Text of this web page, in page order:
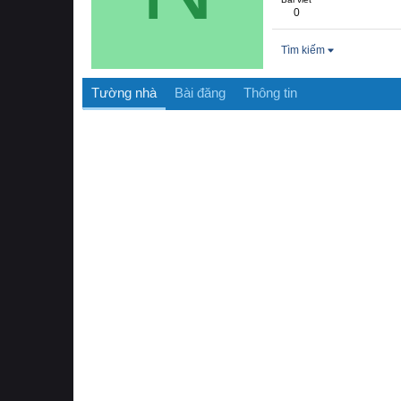
0
Tìm kiếm
Tường nhà Bài đăng Thông tin